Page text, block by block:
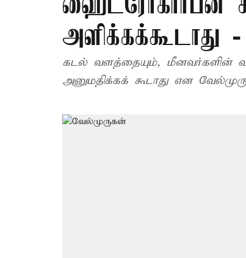
அளிக்கக்கூடாது
கடல் வளத்தையும், மீனவர்களின்
அனுமதிக்கக் கூடாது என